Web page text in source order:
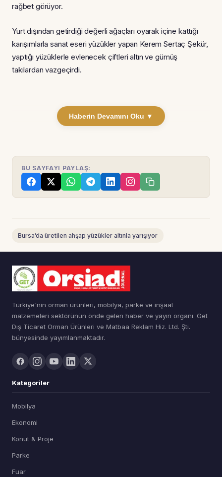
rağbet görüyor.
Yurt dışından getirdiği değerli ağaçları oyarak içine kattığı
karışımlarla sanat eseri yüzükler yapan Kerem Sertaç Şekür,
yaptığı yüzüklerle evlenecek çiftleri altın ve gümüş
takılardan vazgeçirdi.
Haberin Devamını Oku ▼
BU SAYFAYI PAYLAŞ:
Bursa’da üretilen ahşap yüzükler altınla yarışıyor
Türkiye'nin orman ürünleri, mobilya, parke ve inşaat
malzemeleri sektörünün önde gelen haber ve yayın organı. Get
Dış Ticaret Orman Ürünleri ve Matbaa Reklam Hiz. Ltd. Şti.
bünyesinde yayımlanmaktadır.
Kategoriler
Mobilya
Ekonomi
Konut & Proje
Parke
Fuar